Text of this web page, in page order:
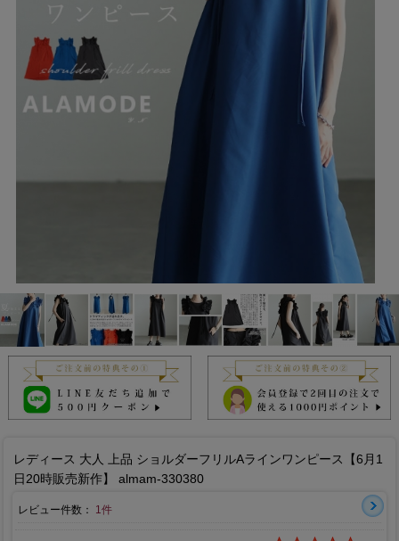
レディース 大人 上品 ショルダーフリルAラインワンピース【6月1
日20時販売新作】 almam-330380
レビュー件数： 1件